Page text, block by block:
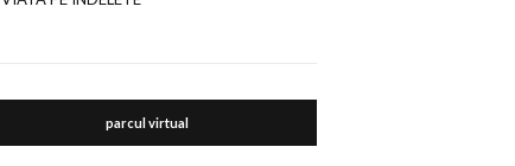
parcul virtual